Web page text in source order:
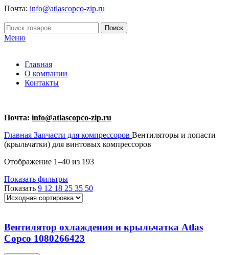
Почта: info@atlascopco-zip.ru
Поиск
Меню
Главная
О компании
Контакты
Почта: info@atlascopco-zip.ru
Главная Запчасти для компрессоров Вентиляторы и лопасти
(крыльчатки) для винтовых компрессоров
Отображение 1–40 из 193
Показать фильтры
Показать 9 12 18 25 35 50
Вентилятор охлаждения и крыльчатка Atlas
Copco 1080266423